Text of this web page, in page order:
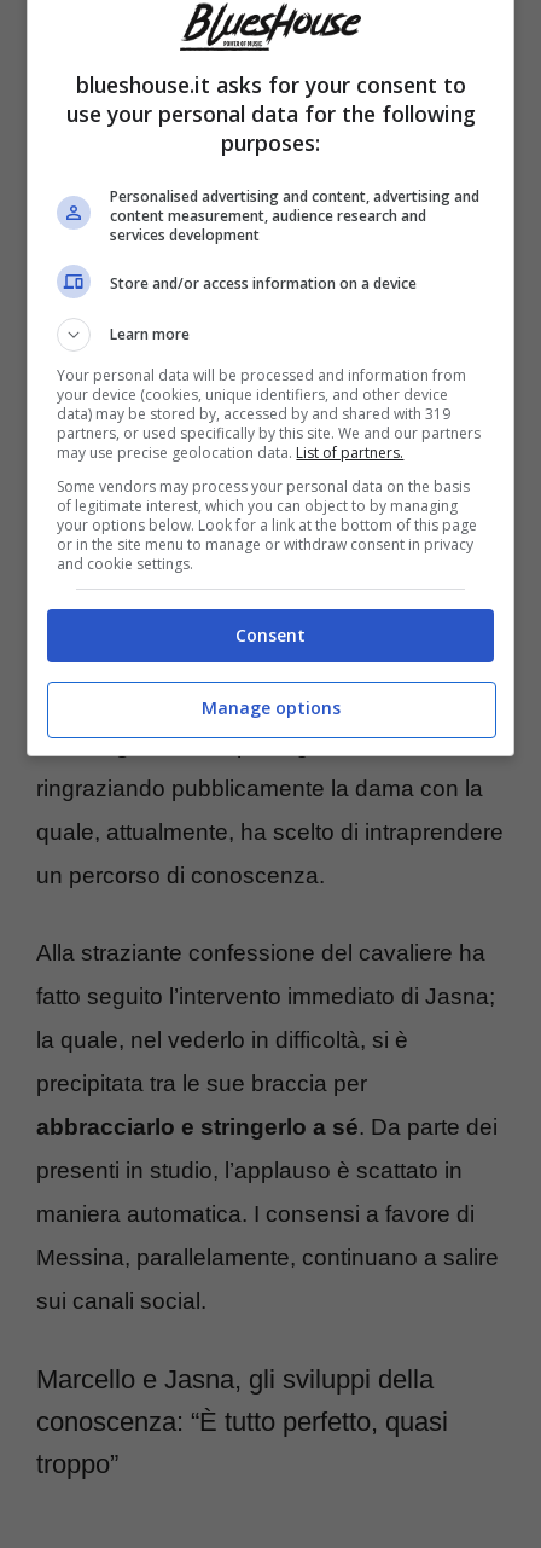
E proprio quest’ultima, come confidato dal
vicina in un momento particolarmente
della sua vita. Durante
l’appuntamento trasmesso martedì 7
novembre, Messina ha trovato la forza di
parlarne davanti al pubblico di Canale
Cinque.
Jasna mi è stata vicina in queste settimane
in cui ho affrontato varie cose, tra cui la
perdita di un carissimo amico“: è
incominciato così il sofferto sfogo di Marcello,
che al centro studio non ha saputo trattenere
Non mi conosceva, mami è stata vicina
con eleganza“, ha proseguito Messina,
ringraziando pubblicamente la dama con la
quale, attualmente, ha scelto di intraprendere
un percorso di conoscenza.
Alla straziante confessione del cavaliere ha
fatto seguito l’intervento immediato di Jasna;
la quale, nel vederlo in difficoltà, si è
precipitata tra le sue braccia per
abbracciarlo e stringerlo a sé. Da parte dei
presenti in studio, l’applauso è scattato in
maniera automatica. I consensi a favore di
Messina, parallelamente, continuano a salire
sui canali social.
Marcello e Jasna, gli sviluppi della
conoscenza: “È tutto perfetto, quasi
troppo”
blueshouse.it asks for your consent to
use your personal data for the following
purposes:
Personalised advertising and content, advertising and
content measurement, audience research and
services development
Store and/or access information on a device
Learn more
Your personal data will be processed and information from
your device (cookies, unique identifiers, and other device
data) may be stored by, accessed by and shared with 319
partners, or used specifically by this site. We and our partners
may use precise geolocation data. List of partners.
Some vendors may process your personal data on the basis
of legitimate interest, which you can object to by managing
your options below. Look for a link at the bottom of this page
or in the site menu to manage or withdraw consent in privacy
and cookie settings.
Consent
Manage options